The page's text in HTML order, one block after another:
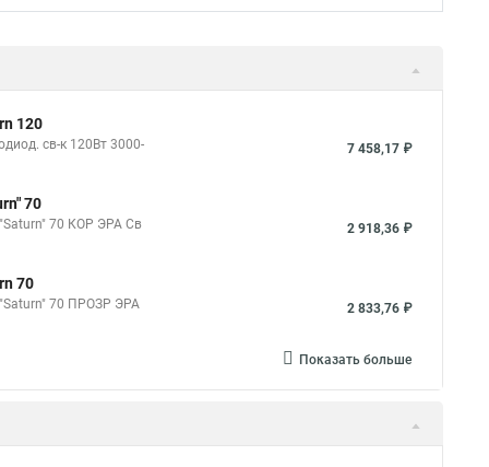
120
св-к 120Вт 3000- 7 458,17 ₽
70
"Saturn" 70 КОР ЭРА Св 2 918,36 ₽
70
"Saturn" 70 ПРОЗР ЭРА 2 833,76 ₽
Показать больше